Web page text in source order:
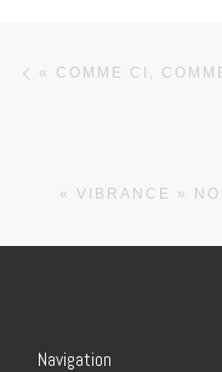
Parcourir les
« COMME CI,
« VIBRANCE »
Navigation